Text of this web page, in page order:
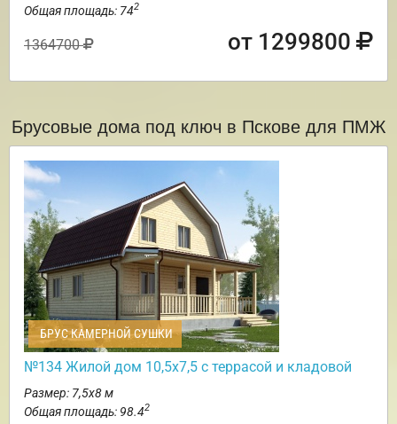
Общая площадь: 742
1364700 от 1299800
Брусовые дома под ключ в Пскове для ПМЖ
БРУС КАМЕРНОЙ СУШКИ
№134 Жилой дом 10,5х7,5 с террасой и кладовой
Размер: 7,5х8 м
Общая площадь: 98.42